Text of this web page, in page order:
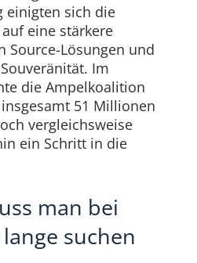
einigten sich die
eine stärkere
Source-Lösungen und
Im
die Ampelkoalition
51 Millionen
vergleichsweise
ein Schritt in die
man bei
suchen